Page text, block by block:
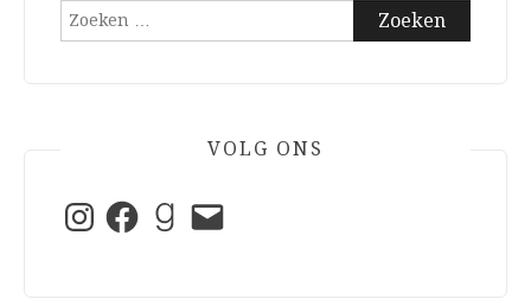
Zoeken
VOLG ONS
InstagramFacebookGoodreads
E-
mail